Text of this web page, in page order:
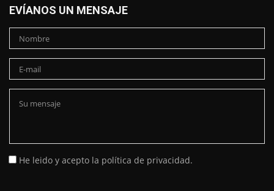
EVÍANOS UN MENSAJE
He leido y acepto la política de privacidad.